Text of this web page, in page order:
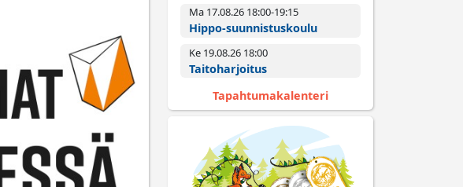
Ma 17.08.26 18:00­-19:15
Hippo-suunnistuskoulu
Ke 19.08.26 18:00­
Taitoharjoitus
Tapahtumakalenteri